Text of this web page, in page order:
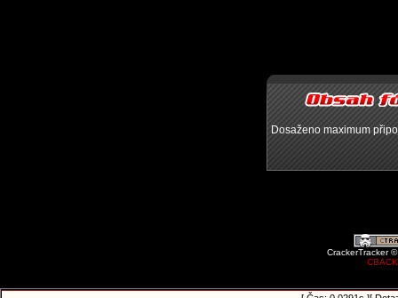
Dosaženo maximum
CrackerTracker